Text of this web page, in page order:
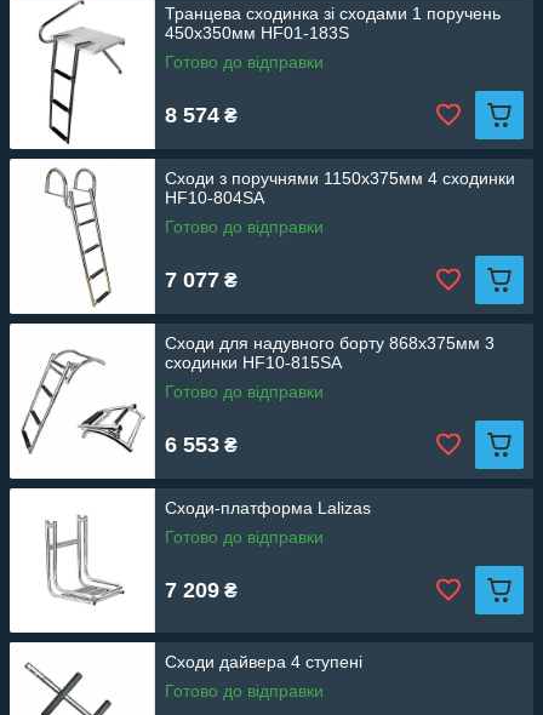
Транцева сходинка зі сходами 1 поручень
450х350мм HF01-183S
Готово до відправки
8 574 ₴
Сходи з поручнями 1150х375мм 4 сходинки
HF10-804SA
Готово до відправки
7 077 ₴
Сходи для надувного борту 868х375мм 3
сходинки HF10-815SA
Готово до відправки
6 553 ₴
Сходи-платформа Lalizas
Готово до відправки
7 209 ₴
Сходи дайвера 4 ступені
Готово до відправки